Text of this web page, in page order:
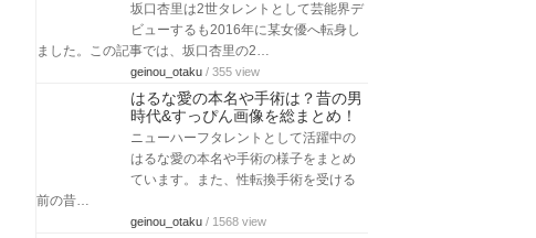
坂口杏里は2世タレントとして芸能界デ
ビューするも2016年に某女優へ転身し
ました。この記事では、坂口杏里の2…
geinou_otaku / 355 view
はるな愛の本名や手術は？昔の男
時代&すっぴん画像を総まとめ！
ニューハーフタレントとして活躍中の
はるな愛の本名や手術の様子をまとめ
ています。また、性転換手術を受ける
前の昔…
geinou_otaku / 1568 view